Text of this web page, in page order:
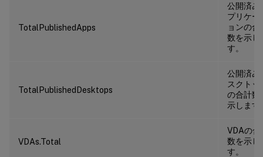
TotalPublishedApps
公開済み
プリケー
ョンの合
数を示し
す。
TotalPublishedDesktops
公開済み
スクトッ
の合計数
示します
VDAs.Total
VDAの合
数を示し
す。